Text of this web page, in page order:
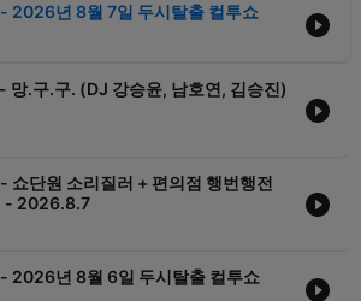
2026년 8월 7일 두시탈출 컬투쇼
망.구.구. (DJ 강승윤, 남호연, 김승진)
쇼단원 소리질러 + 편의점 행번행전
- 2026.8.7
2026년 8월 6일 두시탈출 컬투쇼